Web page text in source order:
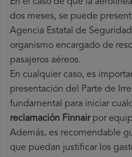
En el caso de que la
dos meses, se puede
Agencia Estatal de
organismo encargado de
pasajeros aéreos.
En cualquier caso, es
presentación del Parte de
fundamental para iniciar
reclamación Finnairpor
Además, es recomendable
que puedan justificar los